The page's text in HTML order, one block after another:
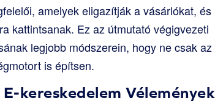
amelyek eligazítják a vásárlókat, és
kattintsanak. Ez az útmutató végigvezeti
legjobb módszerein, hogy ne csak az
is építsen.
kereskedelem Vélemények